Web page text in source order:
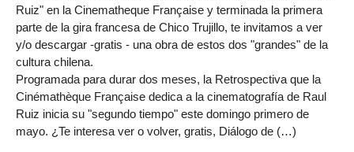
Ruiz" en la Cinematheque Française y terminada la primera
parte de la gira francesa de Chico Trujillo, te invitamos a ver
y/o descargar -gratis - una obra de estos dos "grandes" de la
cultura chilena.
Programada para durar dos meses, la Retrospectiva que la
Cinémathèque Française dedica a la cinematografía de Raul
Ruiz inicia su "segundo tiempo" este domingo primero de
mayo. ¿Te interesa ver o volver, gratis, Diálogo de (…)